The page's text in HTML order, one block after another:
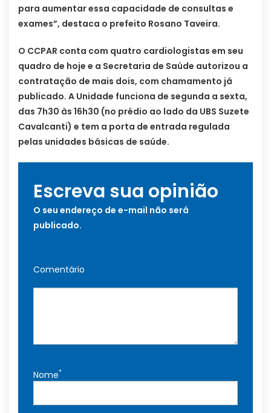
para aumentar essa capacidade de consultas e
exames”, destaca o prefeito Rosano Taveira.
O CCPAR conta com quatro cardiologistas em seu
quadro de hoje e a Secretaria de Saúde autorizou a
contratação de mais dois, com chamamento já
publicado. A Unidade funciona de segunda a sexta,
das 7h30 às 16h30 (no prédio ao lado da UBS Suzete
Cavalcanti) e tem a porta de entrada regulada
pelas unidades básicas de saúde.
Escreva sua opinião
O seu endereço de e-mail não será
publicado.
Comentário
Nome*